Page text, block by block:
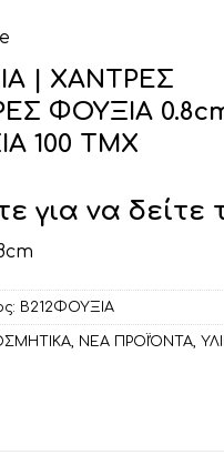
| ΧΑΝΤΡΕΣ
ΦΟΥΞΙΑ
100 ΤΜΧ
για να δείτε
Β212ΦΟΥΞΙΑ
, ΝΕΑ ΠΡΟΪΌΝΤΑ,